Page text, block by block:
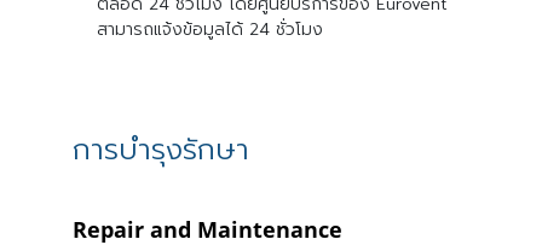
สามารถแจ้งข้อมูลได้ 24 ชั่วโมง
การบำรุงรักษา
Repair and Maintenance